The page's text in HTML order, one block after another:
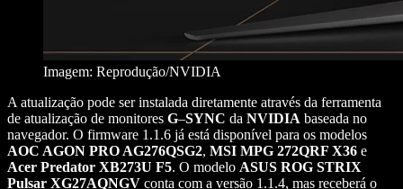
Imagem: Reprodução/NVIDIA
A atualização pode ser instalada diretamente através da ferramenta
de atualização de monitores G–SYNC da NVIDIA baseada no
navegador. O firmware 1.1.6 já está disponível para os modelos
AOC AGON PRO AG276QSG2, MSI MPG 272QRF X36 e
Acer Predator XB273U F5. O modelo ASUS ROG STRIX
Pulsar XG27AQNGV conta com a versão 1.1.4, mas receberá o